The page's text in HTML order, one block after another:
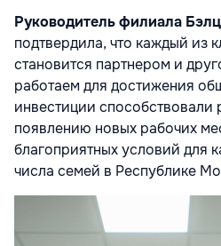
Руководитель филиала
подтвердила, что каждый из
становится партнером и
работаем для достижения
инвестиции способствовали
появлению новых рабочих
благоприятных условий для
числа семей в Республике